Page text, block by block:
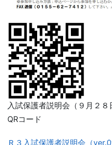
入試保護者説明会（９月２
QRコード
Ｒ３入試保護者説明会（